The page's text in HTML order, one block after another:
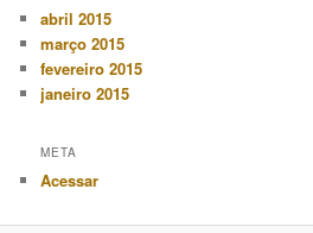
abril 2015
março 2015
fevereiro 2015
janeiro 2015
META
Acessar